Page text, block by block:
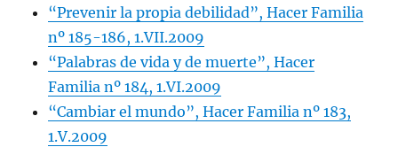
“Prevenir la propia debilidad”, Hacer Familia
nº 185-186, 1.VII.2009
“Palabras de vida y de muerte”, Hacer
Familia nº 184, 1.VI.2009
“Cambiar el mundo”, Hacer Familia nº 183,
1.V.2009